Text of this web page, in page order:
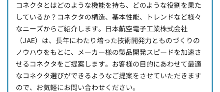
コネクタとはどのような機能を持ち、どのような役割を果た
しているか？コネクタの構造、基本性能、トレンドなど様々
なニーズからご紹介します。日本航空電子工業株式会社
（JAE）は、長年にわたり培った技術開発力とものづくりの
ノウハウをもとに、メーカー様の製品開発スピードを加速さ
せるコネクタをご提案します。お客様の目的にあわせて最適
なコネクタ選びができるようなご提案をさせていただきます
ので、お気軽にお問い合わせください。